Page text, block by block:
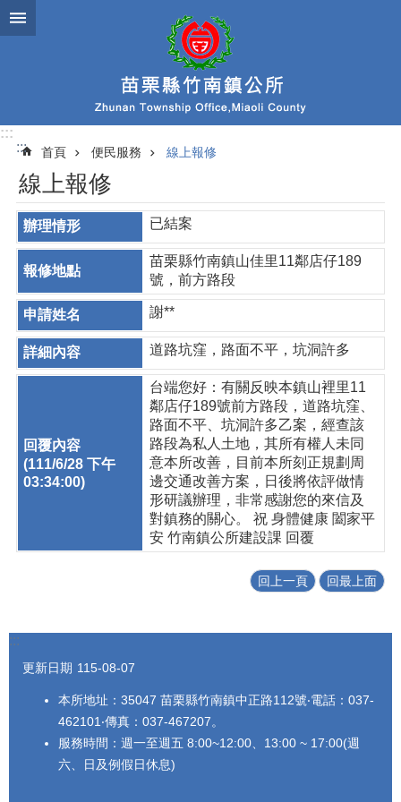
跳到主要內容區塊
:::
:::
首頁 便民服務 線上報修
線上報修
已結案
苗栗縣竹南鎮山佳里11鄰店仔189
號，前方路段
謝**
道路坑窪，路面不平，坑洞許多
台端您好：有關反映本鎮山裡里11
鄰店仔189號前方路段，道路坑窪、
路面不平、坑洞許多乙案，經查該
路段為私人土地，其所有權人未同
意本所改善，目前本所刻正規劃周
邊交通改善方案，日後將依評做情
形研議辦理，非常感謝您的來信及
對鎮務的關心。 祝 身體健康 闔家平
安 竹南鎮公所建設課 回覆
回上一頁 回最上面
:::
更新日期 115-08-07
本所地址：35047 苗栗縣竹南鎮中正路112號‧電話：037-
462101‧傳真：037-467207。
服務時間：週一至週五 8:00~12:00、13:00 ~ 17:00(週
六、日及例假日休息)